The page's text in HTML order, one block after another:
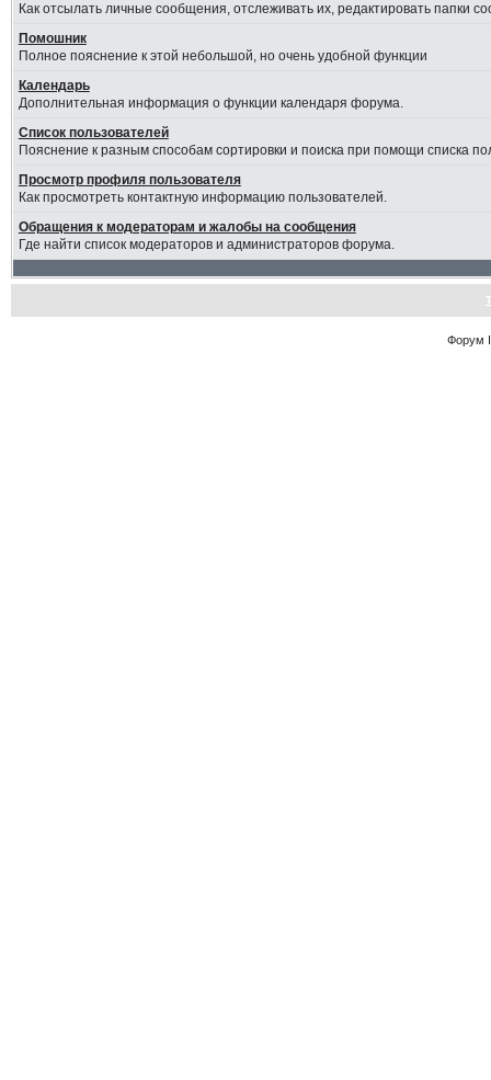
Как отсылать личные сообщения, отслеживать их, редактировать папки
Помошник
Полное пояснение к этой небольшой, но очень удобной функции
Календарь
Дополнительная информация о функции календаря форума.
Список пользователей
Пояснение к разным способам сортировки и поиска при помощи списка
Просмотр профиля пользователя
Как просмотреть контактную информацию пользователей.
Обращения к модераторам и жалобы на сообщения
Где найти список модераторов и администраторов форума.
Форум